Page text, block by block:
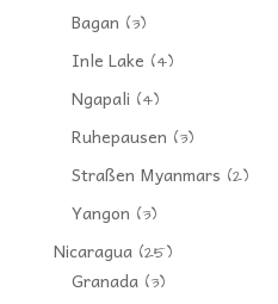
Bagan (3)
Inle Lake (4)
Ngapali (4)
Ruhepausen (3)
Straßen Myanmars (2)
Yangon (3)
Nicaragua(25)
Granada(3)